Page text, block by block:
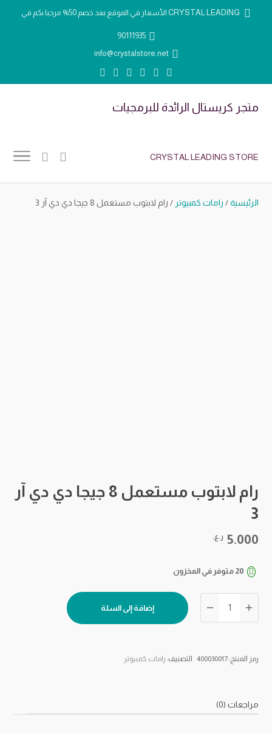
الأسعار في الموقع بعد خصم 50% مرحبا بكم في CRYSTAL LEADING
90111935
info@crystalstore.net
متجر كريستال الرائدة للبرمجيات
CRYSTAL LEADING STORE
الرئيسية/ رامات كمبيوتر / رام لابتوب مستعمل 8 جيجا دي دي آر 3
رام لابتوب مستعمل 8 جيجا دي دي آر
3
5.000 ر.ع.
20 متوفر في المخزون
رام
8
آر
إضافة إلى السلة
رمز المنتج:400030017 التصنيف: رامات كمبيوتر
مراجعات (0)